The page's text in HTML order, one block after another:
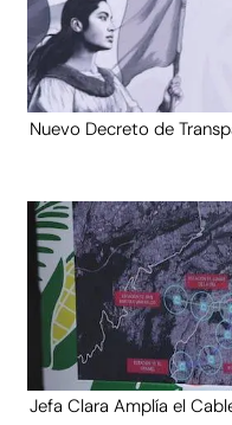
Nuevo Decreto de
Jefa Clara Amplía el